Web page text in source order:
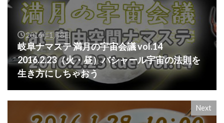
2016年1月8日
岐阜ナマステ 満月の宇宙会議 vol.14
2016.2.23（火・昼）バシャール宇宙の法則を
生き方にしちゃおう
Next